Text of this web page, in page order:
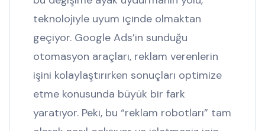
teknolojiyle uyum içinde olmaktan
geçiyor. Google Ads’in sunduğu
otomasyon araçları, reklam verenlerin
işini kolaylaştırırken sonuçları optimize
etme konusunda büyük bir fark
yaratıyor. Peki, bu “reklam robotları” tam